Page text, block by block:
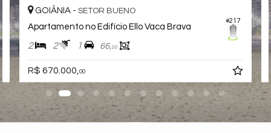
#217
GOIÂNIA - SETOR BUENO
Apartamento no Edifício Ello Vaca Brava
2 2 1 66,00
R$ 670.000, 00